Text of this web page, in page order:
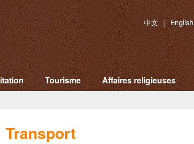
中文 | English
Tourisme Affaires religieuses
Transport